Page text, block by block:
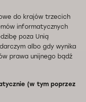
do krajów trzecich
informatycznych
poza Unią
albo gdy wynika
prawa unijnego bądź
(w tym poprzez